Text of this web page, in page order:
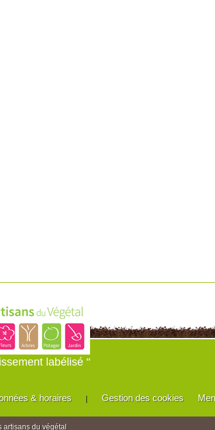
labélisé "
& horaires | Gestion des cookies
artisans du végétal